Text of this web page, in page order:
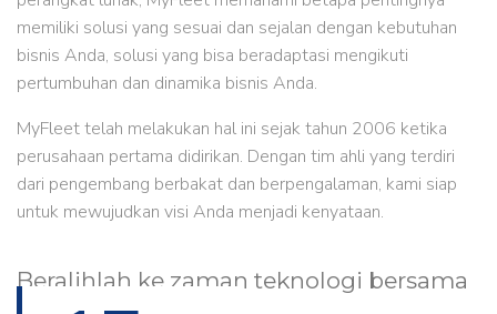
memiliki solusi yang sesuai dan sejalan dengan kebutuhan
bisnis Anda, solusi yang bisa beradaptasi mengikuti
pertumbuhan dan dinamika bisnis Anda.
MyFleet telah melakukan hal ini sejak tahun 2006 ketika
perusahaan pertama didirikan. Dengan tim ahli yang terdiri
dari pengembang berbakat dan berpengalaman, kami siap
untuk mewujudkan visi Anda menjadi kenyataan.
Beralihlah ke zaman teknologi bersama